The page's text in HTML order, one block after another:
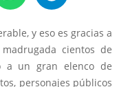
y eso es gracias a
cientos de
a un gran elenco de
personajes públicos